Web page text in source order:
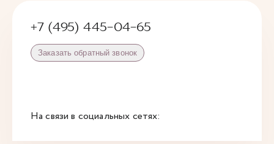
+7 (495) 445-04-65
Заказать обратный звонок
На связи в социальных сетях: